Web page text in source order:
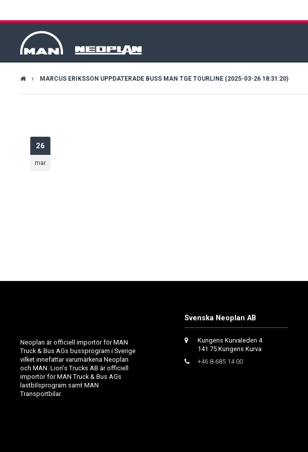
MARCUS ERIKSSON UPPDATERADE BUSS MAN TGE TOURLINE (2025-03-26 18:31:20)
26
mar
Neoplan är officiell importör för MAN
Truck & Bus AGs bussprogram i Sverige
vilket innefattar varumärkena Neoplan
och MAN. Lion's Trucks AB är officiell
importör för MAN Truck & Bus AGs
lastbilsprogram samt MAN
Transportbilar.
Svenska Neoplan AB
Kungens Kurvaleden 4
141 75 Kungens Kurva
+46 8-685 14 00